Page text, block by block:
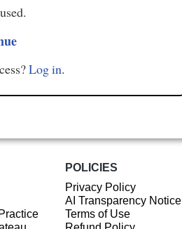
Log in.
POLICIES
Privacy Policy
AI Transparency Notice
Terms of Use